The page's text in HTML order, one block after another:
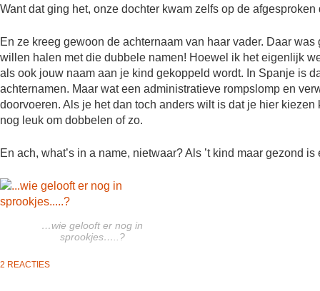
Want dat ging het, onze dochter kwam zelfs op de
En ze kreeg gewoon de achternaam van haar vader. Daar
willen halen met die dubbele namen! Hoewel ik het eigenlijk
als ook jouw naam aan je kind gekoppeld wordt. In Spanje is
achternamen. Maar wat een administratieve rompslomp en
doorvoeren. Als je het dan toch anders wilt is dat je hier
nog leuk om dobbelen of zo.
En ach, what’s in a name, nietwaar? Als ’t kind maar gezond
…wie gelooft er nog in
sprookjes…..?
2 REACTIES